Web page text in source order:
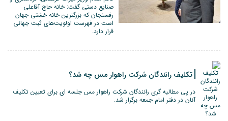
صنایع دستی گفت: خانه حاج آقاعلی
رفسنجان که بزرگترین خانه خشتی جهان
است در فهرست اولویت‌های ثبت جهانی
قرار دارد.
تکلیف رانندگان شرکت راهوار مس چه شد؟
در پی مطالبه گری رانندگان شرکت راهوار مس جلسه ای برای تعیین تکلیف
آنان در دفتر امام جمعه برگزار شد.